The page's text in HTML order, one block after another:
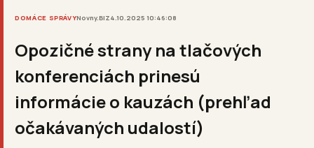
DOMÁCE SPRÁVYNovny.BIZ4.10.2025 10:46:08
Opozičné strany na tlačových
konferenciách prinesú
informácie o kauzách (prehľad
očakávaných udalostí)